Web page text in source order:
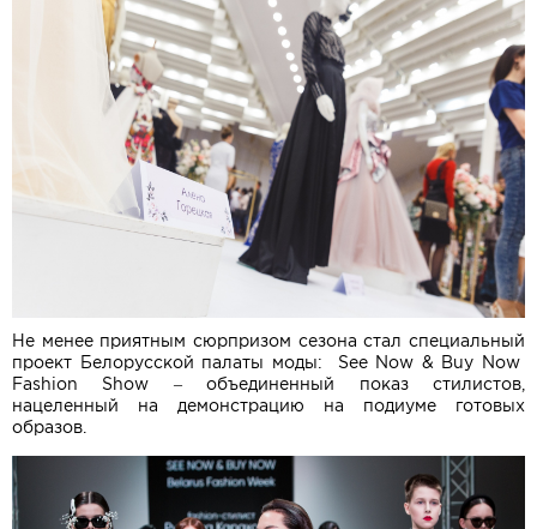
Не менее приятным сюрпризом сезона стал специальный
проект Белорусской палаты моды: See Now & Buy Now
Fashion Show – объединенный показ стилистов,
нацеленный на демонстрацию на подиуме готовых
образов.